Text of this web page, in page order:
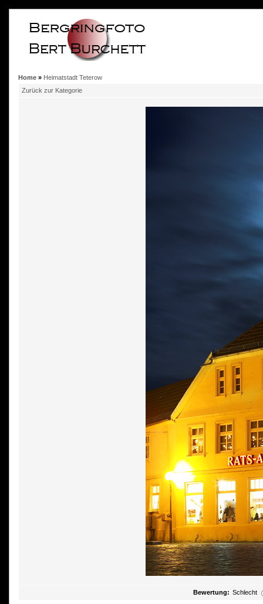
Home » Heimatstadt Teterow
Zurück zur Kategorie
Bewertung: Schlecht